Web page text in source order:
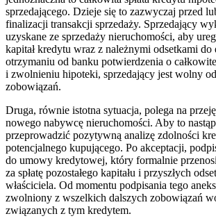
sprzedającego. Dzieje się to zazwyczaj przed
finalizacji transakcji sprzedaży. Sprzedający
uzyskane ze sprzedaży nieruchomości, aby
kapitał kredytu wraz z należnymi odsetkami do
otrzymaniu od banku potwierdzenia o
i zwolnieniu hipoteki, sprzedający jest wolny
zobowiązań.
Druga, równie istotna sytuacja, polega na
nowego nabywcę nieruchomości. Aby to
przeprowadzić pozytywną analizę zdolności
potencjalnego kupującego. Po akceptacji,
do umowy kredytowej, który formalnie
za spłatę pozostałego kapitału i przyszłych
właściciela. Od momentu podpisania tego
zwolniony z wszelkich dalszych zobowiązań
związanych z tym kredytem.